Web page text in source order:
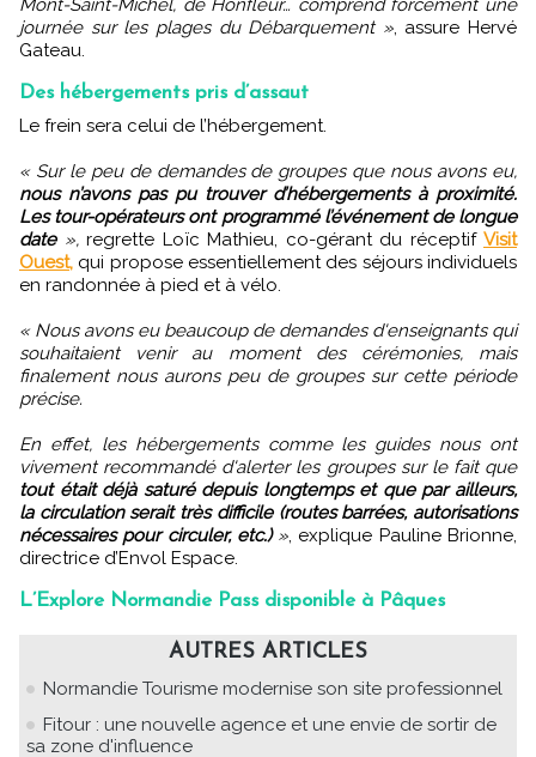
Mont-Saint-Michel, de Honfleur… comprend forcément une
journée sur les plages du Débarquement », assure Hervé
Gateau.
Des hébergements pris d’assaut
Le frein sera celui de l’hébergement.
« Sur le peu de demandes de groupes que nous avons eu,
nous n’avons pas pu trouver d’hébergements à proximité.
Les tour-opérateurs ont programmé l’événement de longue
date»,regrette Loïc Mathieu, co-gérant du réceptif Visit
Ouest, qui propose essentiellement des séjours individuels
en randonnée à pied et à vélo.
« Nous avons eu beaucoup de demandes d'enseignants qui
souhaitaient venir au moment des cérémonies, mais
finalement nous aurons peu de groupes sur cette période
précise.
En effet, les hébergements comme les guides nous ont
vivement recommandé d'alerter les groupes sur le fait que
tout était déjà saturé depuis longtemps et que par ailleurs,
la circulation serait très difficile (routes barrées, autorisations
nécessaires pour circuler, etc.)», explique Pauline Brionne,
directrice d’Envol Espace.
L’Explore Normandie Pass disponible à Pâques
AUTRES ARTICLES
Normandie Tourisme modernise son site professionnel
Fitour : une nouvelle agence et une envie de sortir de
sa zone d'influence